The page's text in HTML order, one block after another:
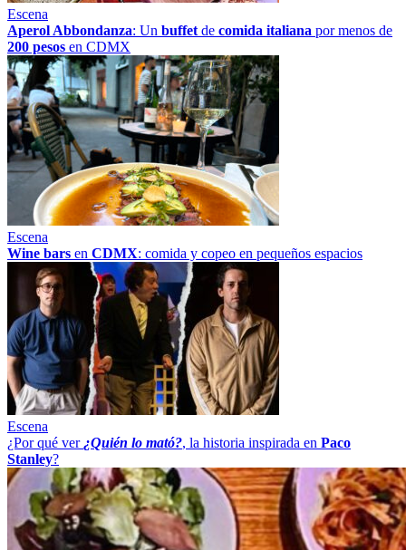
Escena
Aperol Abbondanza: Un buffet de comida italiana por menos de
200 pesos en CDMX
Escena
Wine bars en CDMX: comida y copeo en pequeños espacios
Escena
¿Por qué ver ¿Quién lo mató?, la historia inspirada en Paco
Stanley?